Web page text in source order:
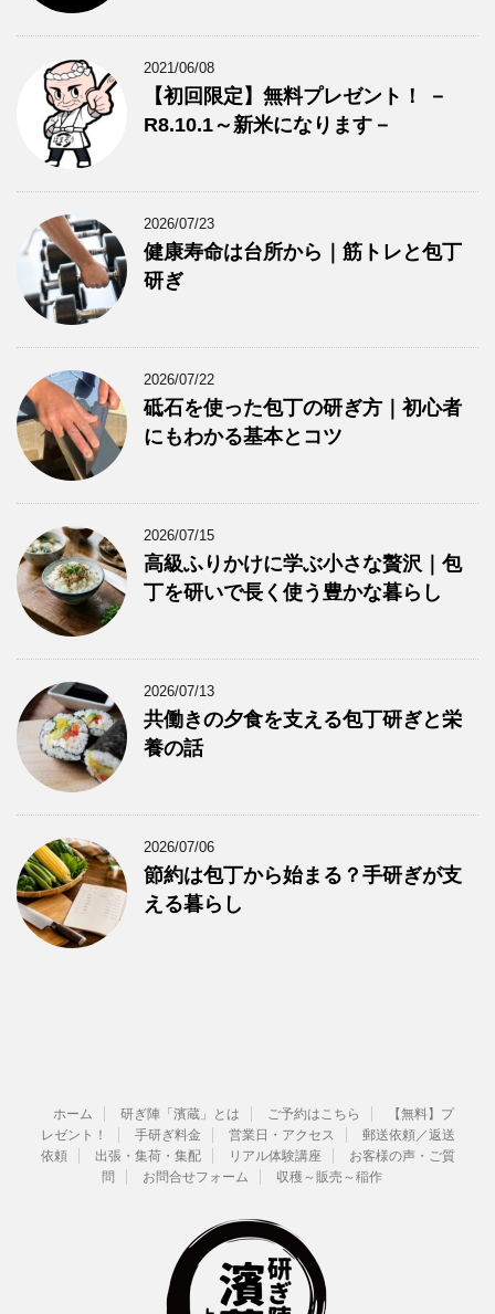
2021/06/08
【初回限定】無料プレゼント！ －
R8.10.1～新米になります－
2026/07/23
健康寿命は台所から｜筋トレと包丁
研ぎ
2026/07/22
砥石を使った包丁の研ぎ方｜初心者
にもわかる基本とコツ
2026/07/15
高級ふりかけに学ぶ小さな贅沢｜包
丁を研いで長く使う豊かな暮らし
2026/07/13
共働きの夕食を支える包丁研ぎと栄
養の話
2026/07/06
節約は包丁から始まる？手研ぎが支
える暮らし
ホーム 研ぎ陣「濱蔵」とは ご予約はこちら
【無料】プ
レゼント！
手研ぎ料金 営業日・アクセス
郵送依頼／返送
依頼
出張・集荷・集配 リアル体験講座
お客様の声・ご質
問
お問合せフォーム 収穫～販売～稲作